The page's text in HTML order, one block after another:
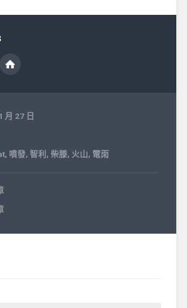
月 27 日
, 噴發, 智利 , 柴滕, 火山, 電雨